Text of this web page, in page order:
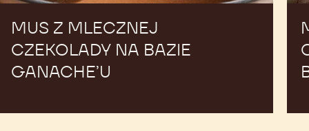
MUS Z MLECZNEJ
CZEKOLADY NA BAZIE
GANACHE’U